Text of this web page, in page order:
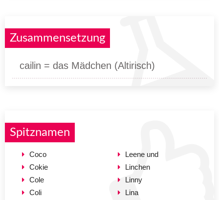
Zusammensetzung
cailin = das Mädchen (Altirisch)
Spitznamen
Coco
Cokie
Cole
Coli
Leene und
Linchen
Linny
Lina